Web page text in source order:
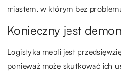
miastem, w którym bez
Konieczny jest
Logistyka mebli jest
ponieważ może skutkować ich